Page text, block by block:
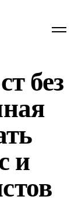
без
и